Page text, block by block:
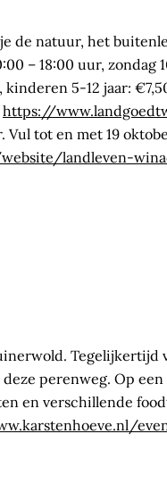
de natuur, het
– 18:00 uur, zondag
5-12 jaar:
https://
tot en met 19
landleven-
Tegelijkertijd
perenweg. Op
en verschillende